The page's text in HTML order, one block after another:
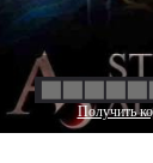
Получить